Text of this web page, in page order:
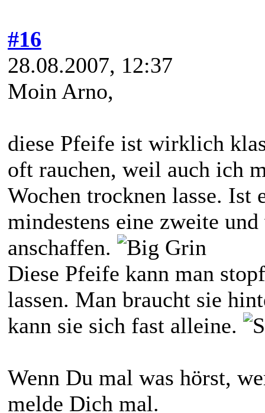
#16
28.08.2007, 12:37
Moin Arno,
diese Pfeife ist wirklich
oft rauchen, weil auch ich
Wochen trocknen lasse.
mindestens eine zweite
anschaffen.
Diese Pfeife kann man
lassen. Man braucht sie
kann sie sich fast alleine.
Wenn Du mal was hörst,
melde Dich mal.